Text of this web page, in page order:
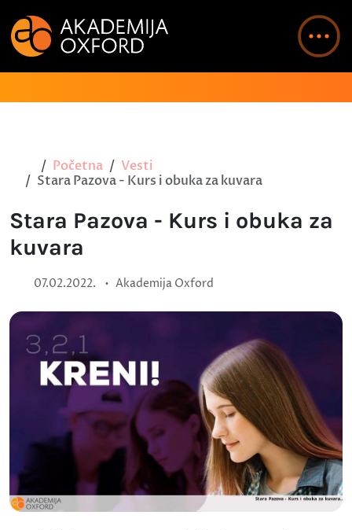
Početna
Vesti
Stara Pazova - Kurs i obuka za kuvara
Stara Pazova - Kurs i obuka za
kuvara
07.02.2022. • Akademija Oxford